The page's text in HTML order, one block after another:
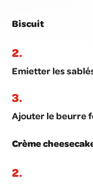
Biscuit
Emietter les
Ajouter le beurre
Crème